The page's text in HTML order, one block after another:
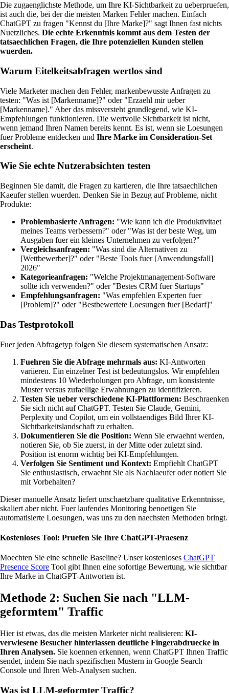
Die zugaenglichste Methode, um Ihre KI-Sichtbarkeit zu ueberpruefen,
ist auch die, bei der die meisten Marken Fehler machen. Einfach
ChatGPT zu fragen "Kennst du [Ihre Marke]?" sagt Ihnen fast nichts
Nuetzliches. Die echte Erkenntnis kommt aus dem Testen der
tatsaechlichen Fragen, die Ihre potenziellen Kunden stellen
wuerden.
Warum Eitelkeitsabfragen wertlos sind
Viele Marketer machen den Fehler, markenbewusste Anfragen zu
testen: "Was ist [Markenname]?" oder "Erzaehl mir ueber
[Markenname]." Aber das missversteht grundlegend, wie KI-
Empfehlungen funktionieren. Die wertvolle Sichtbarkeit ist nicht,
wenn jemand Ihren Namen bereits kennt. Es ist, wenn sie Loesungen
fuer Probleme entdecken und Ihre Marke im Consideration-Set
erscheint.
Wie Sie echte Nutzerabsichten testen
Beginnen Sie damit, die Fragen zu kartieren, die Ihre tatsaechlichen
Kaeufer stellen wuerden. Denken Sie in Bezug auf Probleme, nicht
Produkte:
Problembasierte Anfragen: "Wie kann ich die Produktivitaet
meines Teams verbessern?" oder "Was ist der beste Weg, um
Ausgaben fuer ein kleines Unternehmen zu verfolgen?"
Vergleichsanfragen: "Was sind die Alternativen zu
[Wettbewerber]?" oder "Beste Tools fuer [Anwendungsfall]
2026"
Kategorieanfragen: "Welche Projektmanagement-Software
sollte ich verwenden?" oder "Bestes CRM fuer Startups"
Empfehlungsanfragen: "Was empfehlen Experten fuer
[Problem]?" oder "Bestbewertete Loesungen fuer [Bedarf]"
Das Testprotokoll
Fuer jeden Abfragetyp folgen Sie diesem systematischen Ansatz:
Fuehren Sie die Abfrage mehrmals aus: KI-Antworten
variieren. Ein einzelner Test ist bedeutungslos. Wir empfehlen
mindestens 10 Wiederholungen pro Abfrage, um konsistente
Muster versus zufaellige Erwahnungen zu identifizieren.
Testen Sie ueber verschiedene KI-Plattformen: Beschraenken
Sie sich nicht auf ChatGPT. Testen Sie Claude, Gemini,
Perplexity und Copilot, um ein vollstaendiges Bild Ihrer KI-
Sichtbarkeitslandschaft zu erhalten.
Dokumentieren Sie die Position: Wenn Sie erwaehnt werden,
notieren Sie, ob Sie zuerst, in der Mitte oder zuletzt sind.
Position ist enorm wichtig bei KI-Empfehlungen.
Verfolgen Sie Sentiment und Kontext: Empfiehlt ChatGPT
Sie enthusiastisch, erwaehnt Sie als Nachlaeufer oder notiert Sie
mit Vorbehalten?
Dieser manuelle Ansatz liefert unschaetzbare qualitative Erkenntnisse,
skaliert aber nicht. Fuer laufendes Monitoring benoetigen Sie
automatisierte Loesungen, was uns zu den naechsten Methoden bringt.
Kostenloses Tool: Pruefen Sie Ihre ChatGPT-Praesenz
Moechten Sie eine schnelle Baseline? Unser kostenloses ChatGPT
Presence Score Tool gibt Ihnen eine sofortige Bewertung, wie sichtbar
Ihre Marke in ChatGPT-Antworten ist.
Methode 2: Suchen Sie nach "LLM-
geformtem" Traffic
Hier ist etwas, das die meisten Marketer nicht realisieren: KI-
verwiesene Besucher hinterlassen deutliche Fingerabdruecke in
Ihren Analysen. Sie koennen erkennen, wenn ChatGPT Ihnen Traffic
sendet, indem Sie nach spezifischen Mustern in Google Search
Console und Ihren Web-Analysen suchen.
Was ist LLM-geformter Traffic?